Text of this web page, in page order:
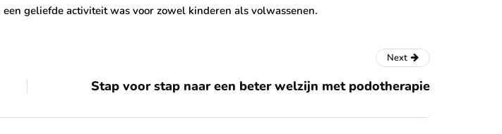
geliefde activiteit was voor zowel kinderen als volwassenen.
Next
Stap voor stap naar een beter welzijn met podotherapie